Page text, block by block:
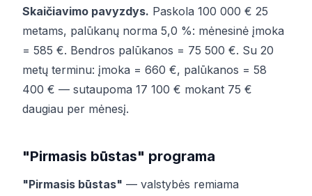
Skaičiavimo pavyzdys. Paskola 100 000 € 25
metams, palūkanų norma 5,0 %: mėnesinė įmoka
= 585 €. Bendros palūkanos = 75 500 €. Su 20
metų terminu: įmoka = 660 €, palūkanos = 58
400 € — sutaupoma 17 100 € mokant 75 €
daugiau per mėnesį.
"Pirmasis būstas" programa
"Pirmasis būstas" — valstybės remiama